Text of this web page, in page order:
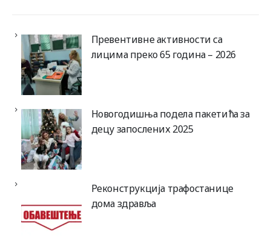
Превентивне активности са
лицима преко 65 година – 2026
Новогодишња подела пакетића за
децу запослених 2025
Реконструкција трафостанице
дома здравља